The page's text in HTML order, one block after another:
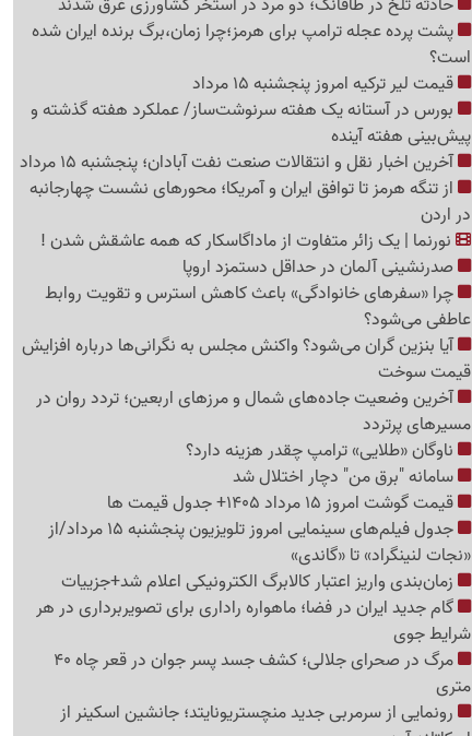
پشت پرده عجله ترامپ برای هرمز؛چرا زمان،برگ برنده ایران شده
است؟
قیمت لیر ترکیه امروز پنجشنبه 15 مرداد
بورس در آستانه یک هفته سرنوشت‌ساز/ عملکرد هفته گذشته و
پیش‌بینی هفته آینده
آخرین اخبار نقل‌ و انتقالات صنعت نفت آبادان؛ پنجشنبه 15 مرداد
از تنگه هرمز تا توافق ایران و آمریکا؛ محورهای نشست چهارجانبه
در اردن
نورنما | یک زائر متفاوت از ماداگاسکار که همه عاشقش شدن !
صدرنشینی آلمان در حداقل دستمزد اروپا
چرا «سفرهای خانوادگی» باعث کاهش استرس و تقویت روابط
عاطفی می‌شود؟
آیا بنزین گران می‌شود؟ واکنش مجلس به نگرانی‌ها درباره افزایش
قیمت سوخت
آخرین وضعیت جاده‌های شمال و مرزهای اربعین؛ تردد روان در
مسیرهای پرتردد
ناوگان «طلایی» ترامپ چقدر هزینه دارد؟
سامانه "برق من" دچار اختلال شد
قیمت گوشت امروز 15 مرداد 1405+ جدول قیمت ها
جدول فیلم‌های سینمایی امروز تلویزیون پنجشنبه 15 مرداد/از
«نجات لنینگراد» تا «گاندی»
زمان‌بندی واریز اعتبار کالابرگ الکترونیکی اعلام شد+جزییات
گام جدید ایران در فضا؛ ماهواره راداری برای تصویربرداری در هر
شرایط جوی
مرگ در صحرای جلالی؛ کشف جسد پسر جوان در قعر چاه 40
متری
رونمایی از سرمربی جدید منچستریونایتد؛ جانشین اسکینر از